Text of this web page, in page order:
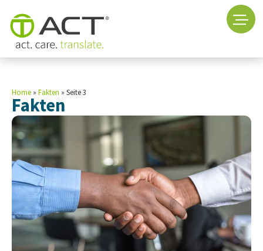
Home » Fakten » Seite 3
Fakten